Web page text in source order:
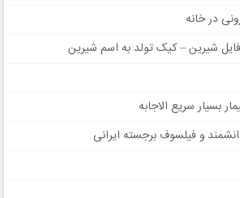
در خانه
شیرین – کیک تولد به اسم شیرین
بسیار سریع الاجابه
و فیلسوف برجسته ایرانی